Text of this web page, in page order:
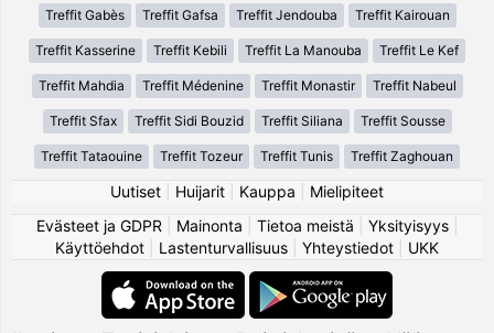
Treffit Gabès Treffit Gafsa Treffit Jendouba Treffit Kairouan
Treffit Kasserine Treffit Kebili Treffit La Manouba Treffit Le Kef
Treffit Mahdia Treffit Médenine Treffit Monastir Treffit Nabeul
Treffit Sfax Treffit Sidi Bouzid Treffit Siliana Treffit Sousse
Treffit Tataouine Treffit Tozeur Treffit Tunis Treffit Zaghouan
Uutiset Huijarit Kauppa
Mielipiteet
Evästeet ja GDPR
Mainonta Tietoa meistä Yksityisyys|
Käyttöehdot
Lastenturvallisuus Yhteystiedot UKK